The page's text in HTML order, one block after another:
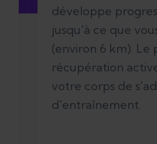
développe
jusqu'à ce que
(environ 6 km). Le
récupération
votre corps de
d'entraînement.